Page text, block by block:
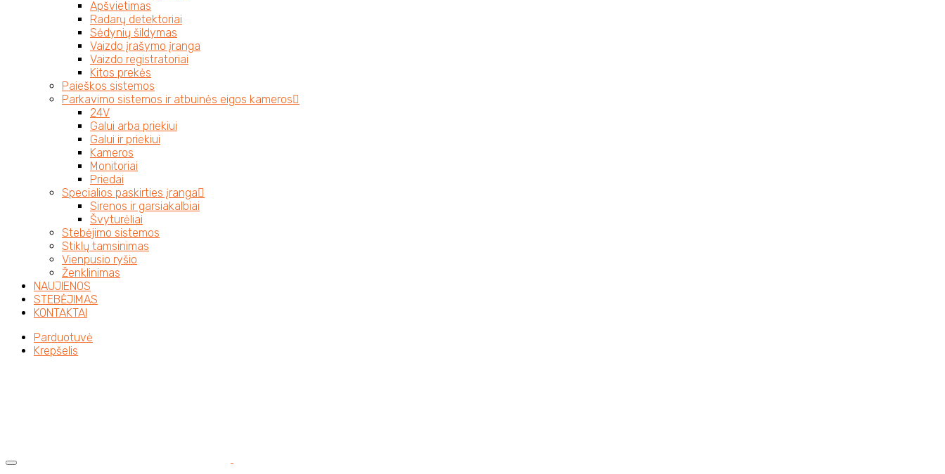
Apšvietimas
Radarų detektoriai
Sėdynių šildymas
Vaizdo įrašymo įranga
Vaizdo registratoriai
Kitos prekės
Paieškos sistemos
Parkavimo sistemos ir atbuinės eigos kameros
24V
Galui arba priekiui
Galui ir priekiui
Kameros
Monitoriai
Priedai
Specialios paskirties įranga
Sirenos ir garsiakalbiai
Švyturėliai
Stebėjimo sistemos
Stiklų tamsinimas
Vienpusio ryšio
Ženklinimas
NAUJIENOS
STEBĖJIMAS
KONTAKTAI
Parduotuvė
Krepšelis